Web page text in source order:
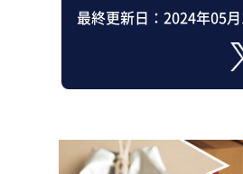
最終更新日： 2024年05